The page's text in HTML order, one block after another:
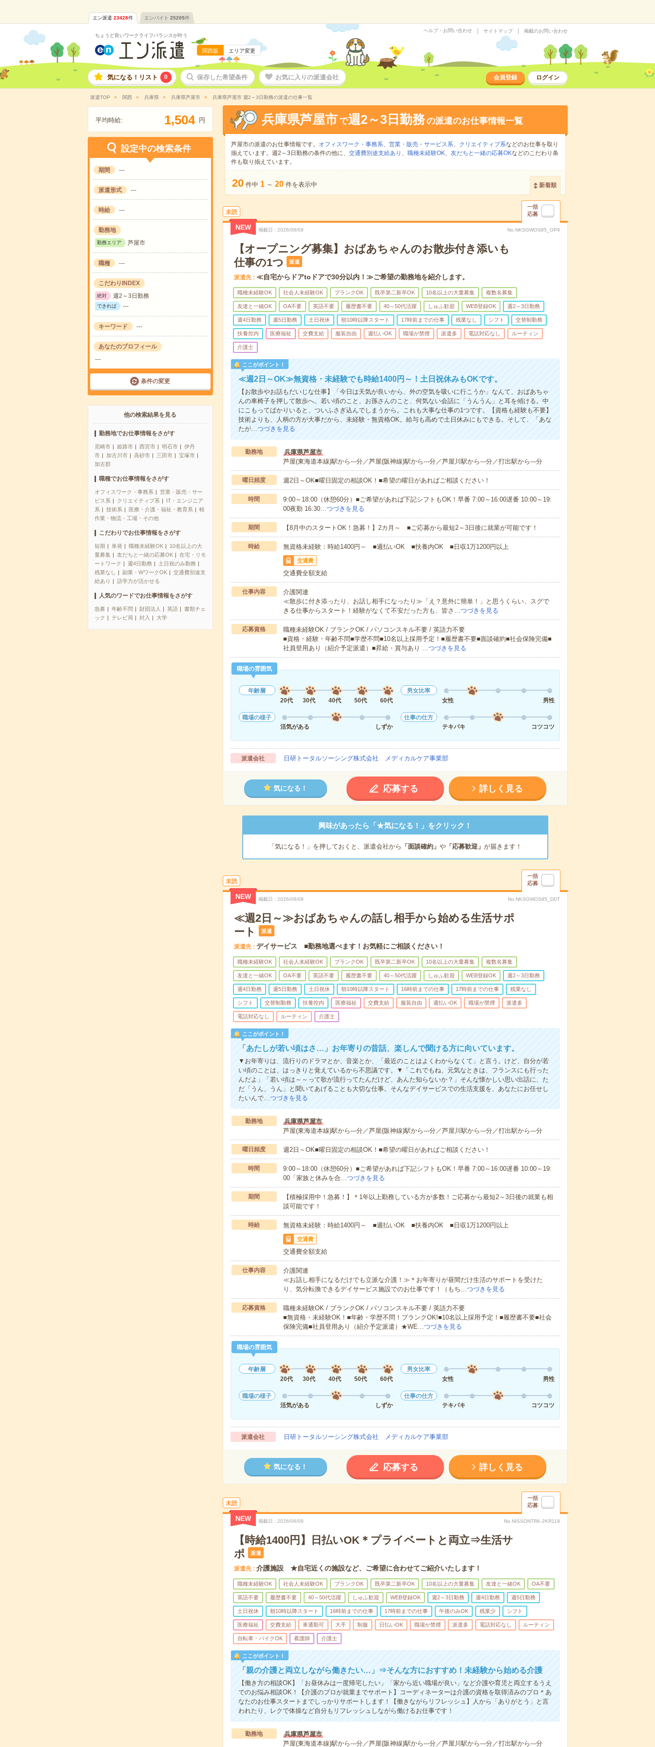
エン派遣 23428件 エンバイト 25205件
ちょうど良いワークライフバランスが叶う
関西版 エリア変更
ヘルプ・お問い合わせ サイトマップ 掲載のお問い合わせ
気になる！リスト 0 保存した希望条件 お気に入りの派遣会社 会員登録 ログイン
派遣TOP 関西 兵庫県 兵庫県芦屋市 兵庫県芦屋市 週2～3日勤務の派遣の仕事一覧
平均時給: 1,504 円
設定中の検索条件
期間 ---
派遣形式 ---
時給 ---
勤務地
勤務エリア 芦屋市
職種 ---
こだわりINDEX
絶対 週2～3日勤務
できれば ---
キーワード ---
あなたのプロフィール
---
条件の変更
他の検索結果を見る
勤務地でお仕事情報をさがす
尼崎市 姫路市 西宮市 明石市
伊丹
市
加古川市 高砂市 三田市
宝塚市
加古郡
職種でお仕事情報をさがす
オフィスワーク・事務系
営業・販売・サー
ビス系
クリエイティブ系
IT・エンジニア
系
技術系 医療・介護・福祉・教育系
軽
作業・物流・工場・その他
こだわりでお仕事情報をさがす
短期 単発 職種未経験OK
10名以上の大
量募集
友だちと一緒の応募OK
在宅・リモ
ートワーク
週4日勤務
土日祝のみ勤務
残業なし
副業・WワークOK
交通費別途支
給あり
語学力が活かせる
人気のワードでお仕事情報をさがす
急募 年齢不問 財団法人 英語
書類チェ
ック
テレビ局 封入 大学
兵庫県芦屋市 で週2～3日勤務の派遣のお仕事情報一覧
芦屋市の派遣のお仕事情報です。 オフィスワーク・事務系、 営業・販売・サービス系、 クリエイティブ系などのお仕事を取り
揃えています。週2～3日勤務の条件の他に、 交通費別途支給あり 、 職種未経験OK、 友だちと一緒の応募OKなどのこだわり条
件も取り揃えています。
20 件中 1 ～ 20 件を表示中 新着順
未読
一括
応募
NEW 掲載日 2026/08/09 No.NKSGWOS85_OP9
【オープニング募集】おばあちゃんのお散歩付き添いも
仕事の1つ
派遣
派遣先 ≪自宅からドアtoドアで30分以内！≫ご希望の勤務地を紹介します。
職種未経験OK 社会人未経験OK ブランクOK 既卒第二新卒OK 10名以上の大量募集 複数名募集
友達と一緒OK OA不要 英語不要 履歴書不要 40～50代活躍 しゅふ歓迎 WEB登録OK 週2～3日勤務
週4日勤務 週5日勤務 土日祝休 朝10時以降スタート 17時前までの仕事 残業なし シフト 交替制勤務
扶養控内 医療福祉 交費支給 服装自由 週払いOK 職場が禁煙 派遣多 電話対応なし ルーティン
介護士
ここがポイント！
≪週2日～OK≫無資格・未経験でも時給1400円～！土日祝休みもOKです。
【お散歩やお話もだいじな仕事】「今日は天気が良いから、外の空気を吸いに行こうか」なんて、おばあちゃ
んの車椅子を押して散歩へ。若い頃のこと、お孫さんのこと、何気ない会話に「うんうん」と耳を傾ける。中
にこもってばかりいると、ついふさぎ込んでしまうから。これも大事な仕事の1つです。【資格も経験も不要】
技術よりも、人柄の方が大事だから、未経験・無資格OK。給与も高めで土日休みにもできる。そして、「あな
たが…つづきを見る
勤務地
兵庫県芦屋市
芦屋(東海道本線)駅から---分／芦屋(阪神線)駅から---分／芦屋川駅から---分／打出駅から---分
曜日頻度 週2日～OK■曜日固定の相談OK！■希望の曜日があればご相談ください！
時間
9:00～18:00（休憩60分）■ご希望があれば下記シフトもOK！早番 7:00～16:00遅番 10:00～19:
00夜勤 16:30…つづきを見る
期間 【8月中のスタートOK！急募！】2カ月～ ■ご応募から最短2～3日後に就業が可能です！
時給 無資格未経験：時給1400円～ ■週払いOK ■扶養内OK ■日収1万1200円以上
交通費
交通費全額支給
仕事内容
介護関連
≪散歩に付き添ったり、お話し相手になったり≫「え？意外に簡単！」と思うくらい、スグで
きる仕事からスタート！経験がなくて不安だった方も、皆さ…つづきを見る
応募資格
職種未経験OK / ブランクOK / パソコンスキル不要 / 英語力不要
■資格・経験・年齢不問■学歴不問■10名以上採用予定！■履歴書不要■面談確約■社会保険完備■
社員登用あり（紹介予定派遣）■昇給・賞与あり …つづきを見る
職場の雰囲気
年齢層
20代
30代 40代 50代 60代
男女比率
女性
男性
職場の様子
活気がある
しずか
仕事の仕方
テキパキ
コツコツ
派遣会社 日研トータルソーシング株式会社 メディカルケア事業部
気になる！ 応募する 詳しく見る
興味があったら「★気になる！」をクリック！
「気になる！」を押しておくと、派遣会社から 「面談確約」 や「応募歓迎」 が届きます！
未読
一括
応募
NEW 掲載日 2026/08/09 No.NKSGWOS85_DDT
≪週2日～≫おばあちゃんの話し相手から始める生活サポ
ート
派遣
派遣先 デイサービス ■勤務地選べます！お気軽にご相談ください！
職種未経験OK 社会人未経験OK ブランクOK 既卒第二新卒OK 10名以上の大量募集 複数名募集
友達と一緒OK OA不要 英語不要 履歴書不要 40～50代活躍 しゅふ歓迎 WEB登録OK 週2～3日勤務
週4日勤務 週5日勤務 土日祝休 朝10時以降スタート 16時前までの仕事 17時前までの仕事 残業なし
シフト 交替制勤務 扶養控内 医療福祉 交費支給 服装自由 週払いOK 職場が禁煙 派遣多
電話対応なし ルーティン 介護士
ここがポイント！
「あたしが若い頃はさ…」お年寄りの昔話、楽しんで聞ける方に向いています。
▼お年寄りは、流行りのドラマとか、音楽とか、「最近のことはよくわからなくて」と言う。けど、自分が若
い頃のことは、はっきりと覚えているから不思議です。▼「これでもね、元気なときは、フランスにも行った
んだよ」「若い頃は～～って歌が流行ってたんだけど、あんた知らないか？」そんな懐かしい思い出話に、た
だ「うん、うん」と聞いてあげることも大切な仕事。そんなデイサービスでの生活支援を、あなたにお任せし
たいんで…つづきを見る
勤務地
兵庫県芦屋市
芦屋(東海道本線)駅から---分／芦屋(阪神線)駅から---分／芦屋川駅から---分／打出駅から---分
曜日頻度 週2日～OK■曜日固定の相談OK！■希望の曜日があればご相談ください！
時間
9:00～18:00（休憩60分）■ご希望があれば下記シフトもOK！早番 7:00～16:00遅番 10:00～19:
00「家族と休みを合…つづきを見る
期間
【積極採用中！急募！】＊1年以上勤務している方が多数！ご応募から最短2～3日後の就業も相
談可能です！
時給 無資格未経験：時給1400円～ ■週払いOK ■扶養内OK ■日収1万1200円以上
交通費
交通費全額支給
仕事内容
介護関連
≪お話し相手になるだけでも立派な介護！≫＊お年寄りが昼間だけ生活のサポートを受けた
り、気分転換できるデイサービス施設でのお仕事です！（もち…つづきを見る
応募資格
職種未経験OK / ブランクOK / パソコンスキル不要 / 英語力不要
■無資格・未経験OK！■年齢・学歴不問！ブランクOK!■10名以上採用予定！■履歴書不要■社会
保険完備■社員登用あり（紹介予定派遣）★WE…つづきを見る
職場の雰囲気
年齢層
20代
30代 40代 50代 60代
男女比率
女性
男性
職場の様子
活気がある
しずか
仕事の仕方
テキパキ
コツコツ
派遣会社 日研トータルソーシング株式会社 メディカルケア事業部
気になる！ 応募する 詳しく見る
未読
一括
応募
NEW 掲載日 2026/08/09 No.NISSONTRK-2KR119
【時給1400円】日払いOK＊プライベートと両立⇒生活サ
ポ
派遣
派遣先 介護施設 ★自宅近くの施設など、ご希望に合わせてご紹介いたします！
職種未経験OK 社会人未経験OK ブランクOK 既卒第二新卒OK 10名以上の大量募集 友達と一緒OK OA不要
英語不要 履歴書不要 40～50代活躍 しゅふ歓迎 WEB登録OK 週2～3日勤務 週4日勤務 週5日勤務
土日祝休 朝10時以降スタート 16時前までの仕事 17時前までの仕事 午後のみOK 残業少 シフト
医療福祉 交費支給 車通勤可 大手 制服 日払いOK 職場が禁煙 派遣多 電話対応なし ルーティン
自転車・バイクOK 看護師 介護士
ここがポイント！
「親の介護と両立しながら働きたい…」⇒そんな方におすすめ！未経験から始める介護
【働き方の相談OK】「お昼休みは一度帰宅したい」「家から近い職場が良い」など介護や育児と両立するうえ
でのお悩み相談OK！【介護のプロが就業までサポート】コーディネーターは介護の資格を取得済みのプロ＊あ
なたのお仕事スタートまでしっかりサポートします！【働きながらリフレッシュ】人から「ありがとう」と言
われたり、レクで体操など自分もリフレッシュしながら働けるお仕事です！
勤務地
兵庫県芦屋市
芦屋(東海道本線)駅から---分／芦屋(阪神線)駅から---分／芦屋川駅から---分／打出駅から---分